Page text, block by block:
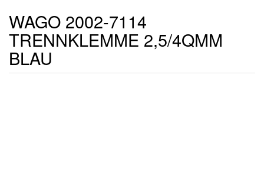
WAGO 2002-7114
TRENNKLEMME 2,5/4QMM
BLAU